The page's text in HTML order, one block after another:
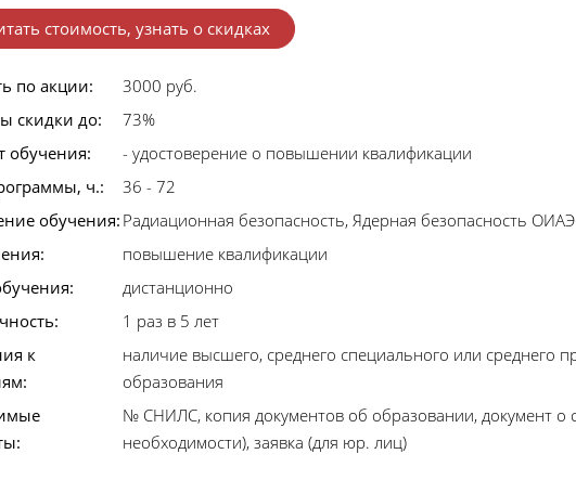
стоимость, узнать о скидках
по акции:
3000 руб.
скидки до:
73%
обучения:
- удостоверение о повышении квалификации
ч.:
36 - 72
обучения:Радиационная безопасность, Ядерная безопасность ОИАЭ
повышение квалификации
дистанционно
1 раз в 5 лет
к
наличие высшего, среднего специального или среднего
образования
№ СНИЛС, копия документов об образовании, документ
необходимости), заявка (для юр. лиц)